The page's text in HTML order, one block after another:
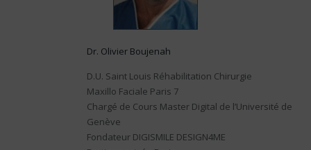
Dr. Olivier Boujenah
D.U. Saint Louis Réhabilitation Chirurgie
Maxillo Faciale Paris 7
Chargé de Cours Master Digital de l’Université de
Genève
Fondateur DIGISMILE DESIGN4ME